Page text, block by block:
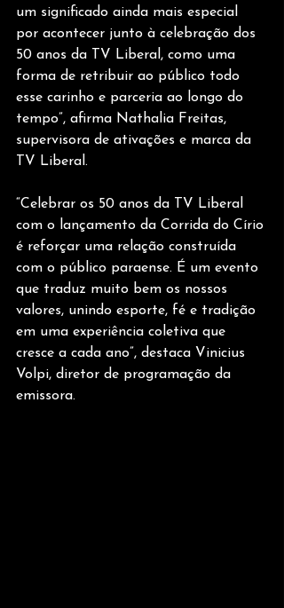
um significado ainda mais especial
por acontecer junto à celebração dos
50 anos da TV Liberal, como uma
forma de retribuir ao público todo
esse carinho e parceria ao longo do
tempo”, afirma Nathalia Freitas,
supervisora de ativações e marca da
TV Liberal.
“Celebrar os 50 anos da TV Liberal
com o lançamento da Corrida do Círio
é reforçar uma relação construída
com o público paraense. É um evento
que traduz muito bem os nossos
valores, unindo esporte, fé e tradição
em uma experiência coletiva que
cresce a cada ano”, destaca Vinicius
Volpi, diretor de programação da
emissora.